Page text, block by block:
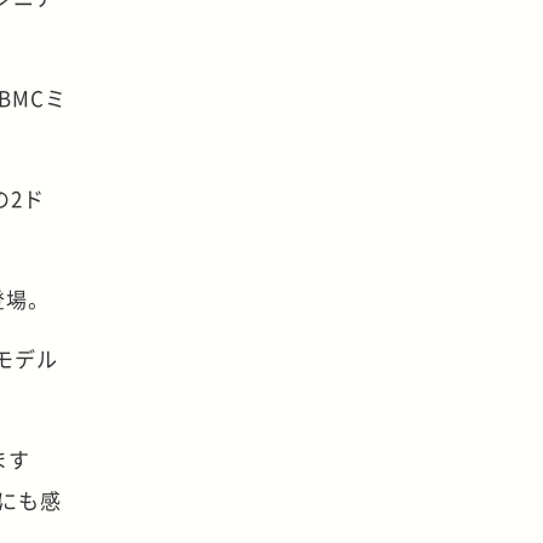
ミ
2ド
。
デル
す
も感